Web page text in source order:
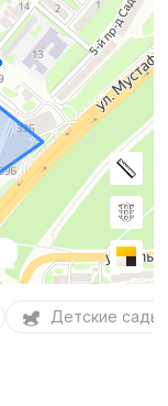
Детские сады